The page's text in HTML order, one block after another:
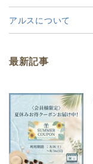
アルスについて
最新記事